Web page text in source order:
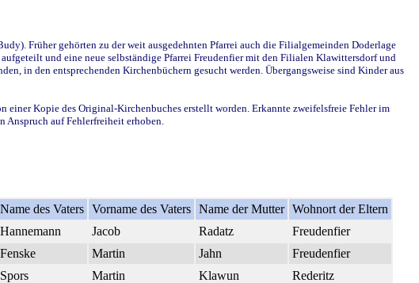
Früher gehörten zu der weit ausgedehnten Pfarrei auch die Filialgemeinden Doderlage
und eine neue selbständige Pfarrei Freudenfier mit den Filialen Klawittersdorf und
in den entsprechenden Kirchenbüchern gesucht werden. Übergangsweise sind Kinder aus
Kopie des Original-Kirchenbuches erstellt worden. Erkannte zweifelsfreie Fehler im
auf Fehlerfreiheit erhoben.
Name des Vaters Vorname des Vaters Name der Mutter Wohnort der Eltern
Hannemann Jacob Radatz
Freudenfier
Fenske Martin Jahn
Freudenfier
Spors Martin Klawun Rederitz